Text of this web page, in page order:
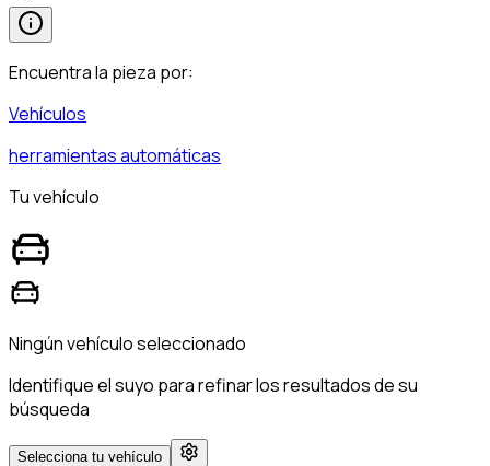
Encuentra la pieza por:
Vehículos
herramientas automáticas
Tu vehículo
Ningún vehículo seleccionado
Identifique el suyo para refinar los resultados de su
búsqueda
Selecciona tu vehículo